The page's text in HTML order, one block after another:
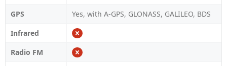
GPS
Yes, with A-GPS, GLONASS, GALILEO, BDS
Infrared
Radio FM